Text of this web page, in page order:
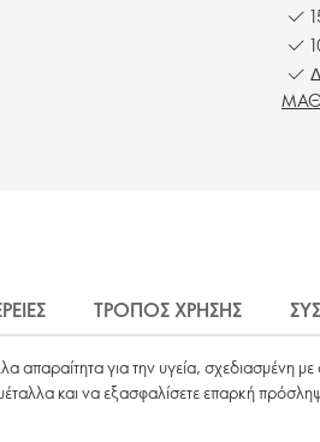
ΤΡΟΠΟΣ ΧΡΗΣΗΣ
απαραίτητα για την υγεία, σχεδιασμένη
και να εξασφαλίσετε επαρκή